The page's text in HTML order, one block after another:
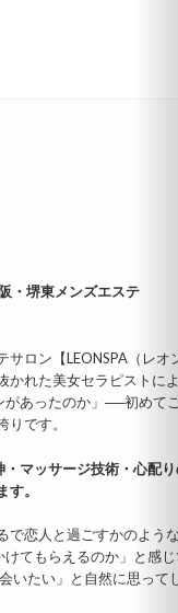
・堺東メンズエステ
ロン【LEONSPA（レオ
かれた美女セラピストに
があったのか」──初めて
です。
マッサージ技術・心配
。
で恋人と過ごすかのよう
てもらえるのか」と感
いたい」と自然に思って